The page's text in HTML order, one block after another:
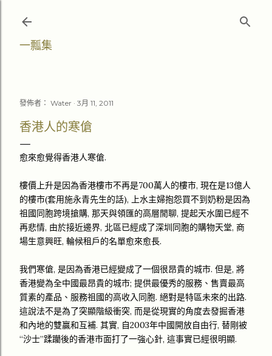
一瓢集
發佈者： Water 3月 11, 2011
香港人的寒傖
愈來愈覺得香港人寒傖.
樓價上升是因為香港樓市不再是700萬人的樓市, 現在是13億人
的樓市(套用施永青先生的話), 上水主婦抱怨買不到奶粉是因為
祖國同胞跨境搶購, 那天與領匯的高層閒聊, 提起天水圍已經不
再悲情, 由於接近邊界, 北區已經成了深圳同胞的購物天堂, 商
場生意興旺, 輪候租戶的名單愈來愈長.
我們寒傖, 是因為香港已經變成了一個很昂貴的城市. 但是, 將
香港變為全中國最昂貴的城市; 提供最優秀的服務、售賣最高
質素的產品、服務祖國的高收入同胞. 絕對是特區未來的出路.
這說法不是為了突顯階級衝突, 而是從現實的角度去發掘香港
和內地的雙贏和互補. 其實, 自2003年中國開放自由行, 替剛被
“沙士”蹂躪後的香港市面打了一強心針, 這事實已經很明顯.